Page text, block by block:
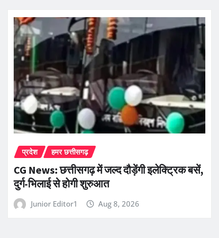
प्रदेश हमर छत्तीसगढ़
CG News: छत्तीसगढ़ में जल्द दौड़ेंगी इलेक्ट्रिक बसें,
दुर्ग-भिलाई से होगी शुरुआत
Junior Editor1 Aug 8, 2026